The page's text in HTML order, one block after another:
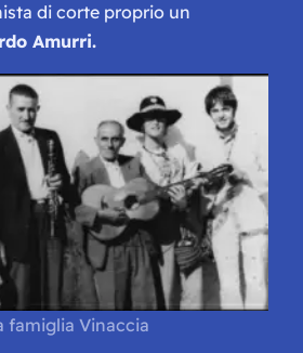
di corte proprio un
Amurri.
famiglia Vinaccia